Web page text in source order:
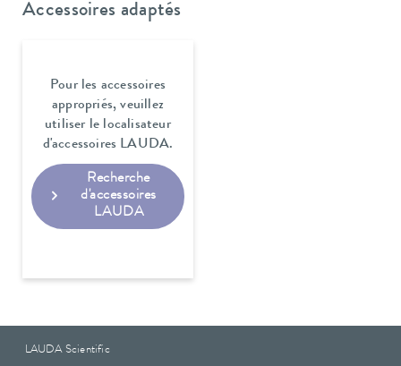
Accessoires adaptés
Pour les accessoires
appropriés, veuillez
utiliser le localisateur
d'accessoires LAUDA.
Recherche
d'accessoires
LAUDA
LAUDA Scientific